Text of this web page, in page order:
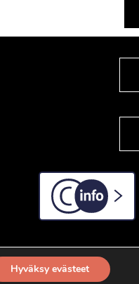
C-info
Hyväksy evästeet